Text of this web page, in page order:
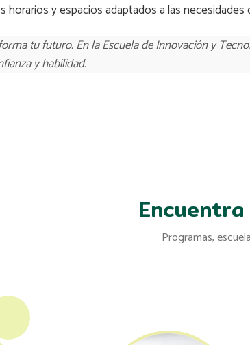
horarios y espacios adaptados a las
tu futuro. En la Escuela de Innovación y
y habilidad.
Programas,